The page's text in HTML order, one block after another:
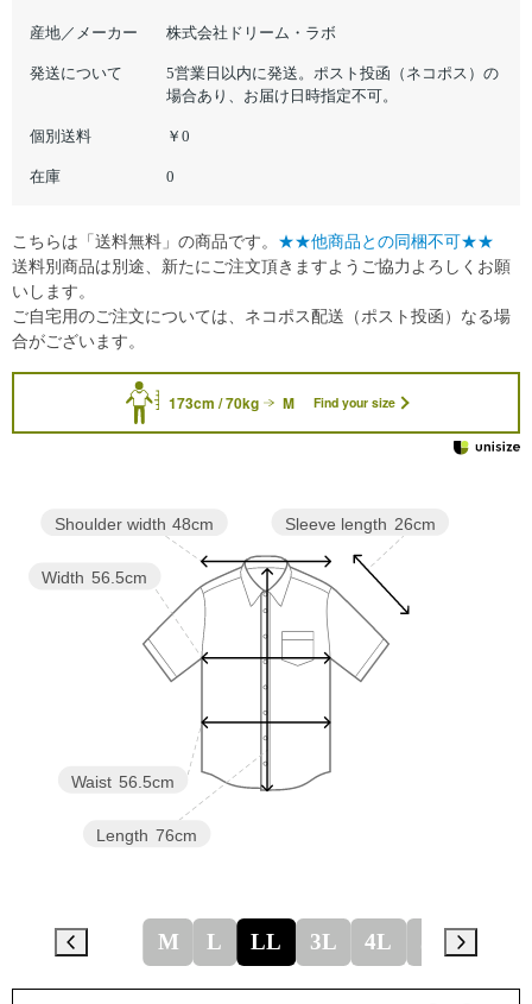
産地／メーカー 株式会社ドリーム・ラボ
発送について
5営業日以内に発送。ポスト投函（ネコポス）の
場合あり、お届け日時指定不可。
個別送料 ￥0
在庫 0
173cm / 70kg M Find your size
Sleeve length 26cm
Length 76cm
Waist 56.5cm
Width 56.5cm
Shoulder width 48cm
M L LL 3L 4L
こちらは「送料無料」の商品です。 ★★他商品との同梱不可★★
送料別商品は別途、新たにご注文頂きますようご協力よろしくお願
いします。
ご自宅用のご注文については、ネコポス配送（ポスト投函）なる場
合がございます。